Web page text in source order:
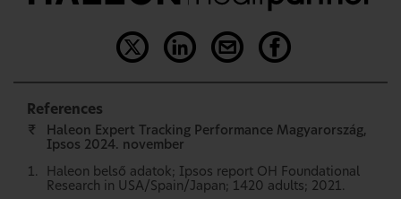
References
₹
Haleon Expert Tracking Performance Magyarország,
Ipsos 2024. november
Haleon belső adatok; Ipsos report OH Foundational
Research in USA/Spain/Japan; 1420 adults; 2021.